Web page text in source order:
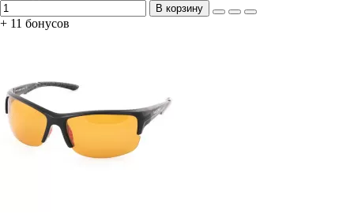
В корзину
+ 11 бонусов